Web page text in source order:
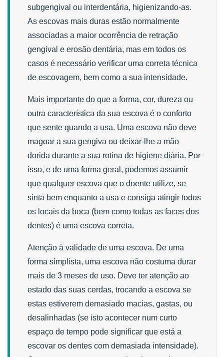
subgengival ou interdentária, higienizando-as.
As escovas mais duras estão normalmente
associadas a maior ocorrência de retração
gengival e erosão dentária, mas em todos os
casos é necessário verificar uma correta técnica
de escovagem, bem como a sua intensidade.
Mais importante do que a forma, cor, dureza ou
outra característica da sua escova é o conforto
que sente quando a usa. Uma escova não deve
magoar a sua gengiva ou deixar-lhe a mão
dorida durante a sua rotina de higiene diária. Por
isso, e de uma forma geral, podemos assumir
que qualquer escova que o doente utilize, se
sinta bem enquanto a usa e consiga atingir todos
os locais da boca (bem como todas as faces dos
dentes) é uma escova correta.
Atenção à validade de uma escova. De uma
forma simplista, uma escova não costuma durar
mais de 3 meses de uso. Deve ter atenção ao
estado das suas cerdas, trocando a escova se
estas estiverem demasiado macias, gastas, ou
desalinhadas (se isto acontecer num curto
espaço de tempo pode significar que está a
escovar os dentes com demasiada intensidade).